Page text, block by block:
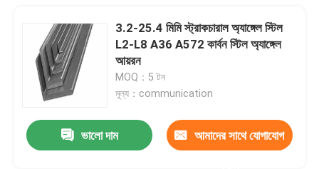
3.2-25.4 মিমি স্ট্রাকচারাল অ্যাঙ্গেল স্টিল
L2-L8 A36 A572 কার্বন স্টিল অ্যাঙ্গেল
আয়রন
MOQ：5 টন
মূল্য：communication
ভালো দাম আমাদের সাথে যোগাযোগ